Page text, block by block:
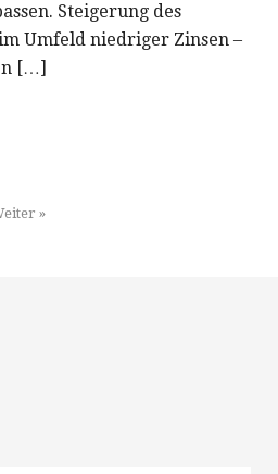
Steigerung des
Umfeld niedriger Zinsen –
[…]
»